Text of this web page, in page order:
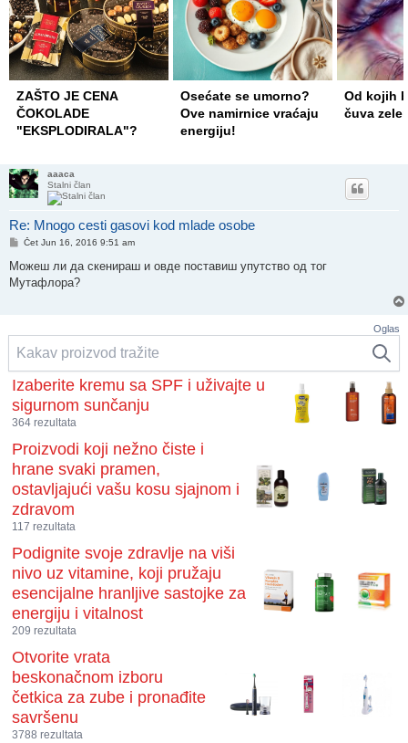
Osećate se umorno?
Ove namirnice vraćaju
energiju!
Od kojih bolesti nas
čuva zeleno povrće?
grip u
aaaca
Stalni član
Re: Mnogo cesti gasovi kod mlade osobe
Post
Čet Jun 16, 2016 9:51 am
Можеш ли да скенираш и овде поставиш упутство од тог
Мутафлора?
Oglas
Izaberite kremu sa SPF i uživajte u
sigurnom sunčanju
364 rezultata
Proizvodi koji nežno čiste i
hrane svaki pramen,
ostavljajući vašu kosu sjajnom i
zdravom
117 rezultata
Podignite svoje zdravlje na viši
nivo uz vitamine, koji pružaju
esencijalne hranljive sastojke za
energiju i vitalnost
209 rezultata
Otvorite vrata
beskonačnom izboru
četkica za zube i pronađite
savršenu
3788 rezultata